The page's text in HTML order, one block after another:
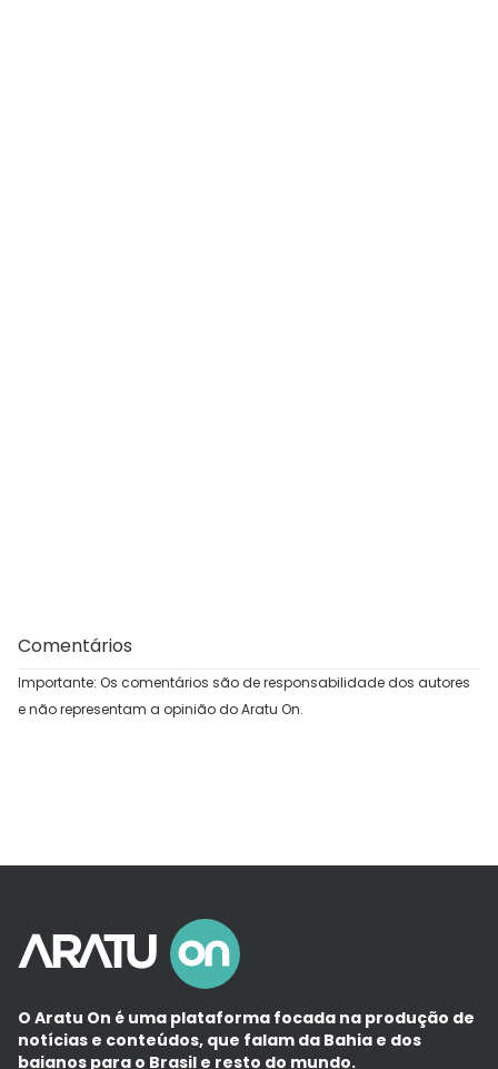
Comentários
Importante: Os comentários são de responsabilidade dos autores
e não representam a opinião do Aratu On.
O Aratu On é uma plataforma focada na produção de
notícias e conteúdos, que falam da Bahia e dos
baianos para o Brasil e resto do mundo.